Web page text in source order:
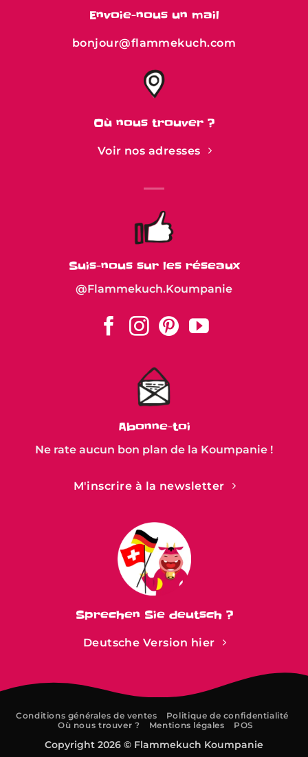
Envoie-nous un mail
bonjour@flammekuch.com
Où nous trouver ?
Voir nos adresses
Suis-nous sur les réseaux
@Flammekuch.Koumpanie
Abonne-toi
Ne rate aucun bon plan de la Koumpanie !
M'inscrire à la newsletter
Sprechen Sie deutsch ?
Deutsche Version hier
Conditions générales de ventes
Politique de confidentialité
Où nous trouver ?
Mentions légales POS
Copyright 2026 © Flammekuch Koumpanie